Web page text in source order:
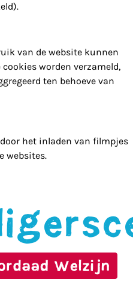
van de website kunnen
cookies worden verzameld,
ten behoeve van
het inladen van filmpjes
websites.